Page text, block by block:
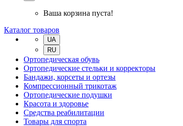
Ваша корзина пуста!
Каталог товаров
UA
RU
Ортопедическая обувь
Ортопедические стельки и корректоры
Бандажи, корсеты и ортезы
Компрессионный трикотаж
Ортопедические подушки
Красота и здоровье
Средства реабилитации
Товары для спорта